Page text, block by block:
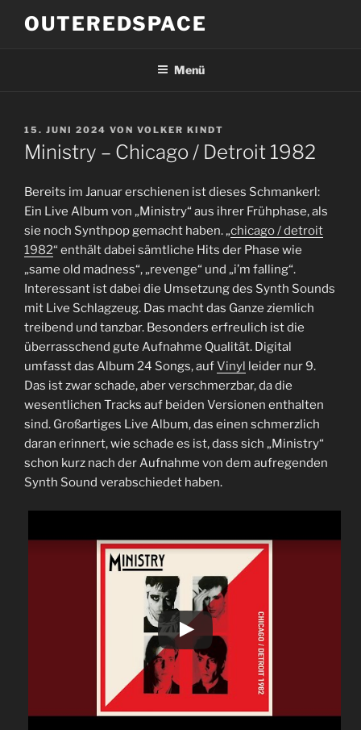
InhaltOUTEREDSPACE
Menü
VERÖFFENTLICHT
AM
15. JUNI 2024 VON VOLKER KINDT
Ministry – Chicago / Detroit 1982
Bereits im Januar erschienen ist dieses Schmankerl:
Ein Live Album von „Ministry“ aus ihrer Frühphase, als
sie noch Synthpop gemacht haben. „chicago / detroit
1982“ enthält dabei sämtliche Hits der Phase wie
„same old madness“, „revenge“ und „i’m falling“.
Interessant ist dabei die Umsetzung des Synth Sounds
mit Live Schlagzeug. Das macht das Ganze ziemlich
treibend und tanzbar. Besonders erfreulich ist die
überrasschend gute Aufnahme Qualität. Digital
umfasst das Album 24 Songs, aufVinyl leider nur 9.
Das ist zwar schade, aber verschmerzbar, da die
wesentlichen Tracks auf beiden Versionen enthalten
sind. Großartiges Live Album, das einen schmerzlich
daran erinnert, wie schade es ist, dass sich „Ministry“
schon kurz nach der Aufnahme von dem aufregenden
Synth Sound verabschiedet haben.